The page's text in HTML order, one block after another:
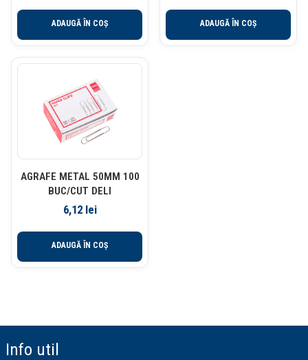
ADAUGĂ ÎN COȘ ADAUGĂ ÎN COȘ
AGRAFE METAL 50MM 100
BUC/CUT DELI
6,12 lei
ADAUGĂ ÎN COȘ
Info util